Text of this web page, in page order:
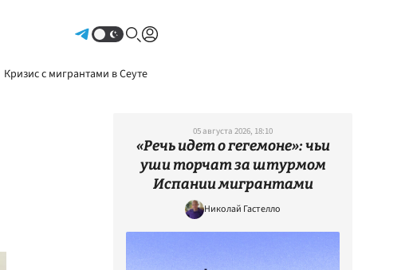
Кризис с мигрантами в Сеуте
05 августа 2026, 18:10
«Речь идет о гегемоне»: чьи
уши торчат за штурмом
Испании мигрантами
Николай Гастелло